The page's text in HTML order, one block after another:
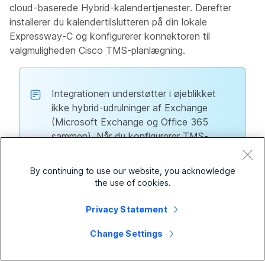
cloud-baserede Hybrid-kalendertjenester. Derefter
installerer du kalendertilslutteren på din lokale
Expressway-C og konfigurerer konnektoren til
valgmuligheden Cisco TMS-planlægning.
Integrationen understøtter i øjeblikket
ikke hybrid-udrulninger af Exchange
(Microsoft Exchange og Office 365
sammen). Når du konfigurerer TMS-
samme forbindelse til Microsoft Exchange
For krav, installationsopgaver og mere information se
By continuing to use our website, you acknowledge
the use of cookies.
Privacy Statement
Change Settings